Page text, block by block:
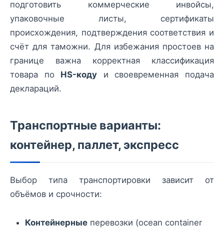
подготовить коммерческие инвойсы,
упаковочные листы, сертификаты
происхождения, подтверждения соответствия и
счёт для таможни. Для избежания простоев на
границе важна корректная классификация
товара по HS-коду и своевременная подача
деклараций.
Транспортные варианты:
контейнер, паллет, экспресс
Выбор типа транспортировки зависит от
объёмов и срочности:
Контейнерные перевозки (ocean container